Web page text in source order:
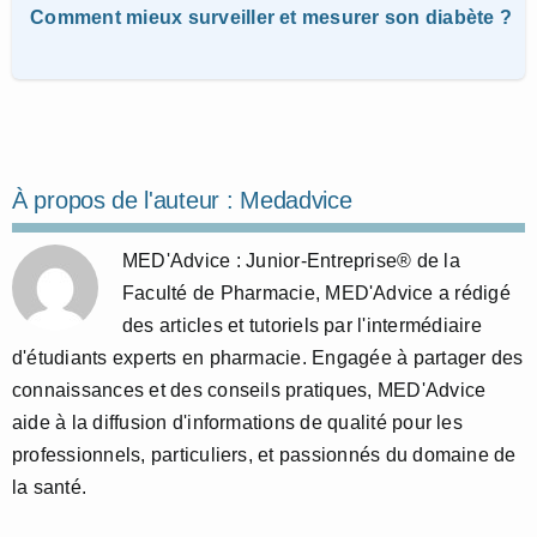
Comment mieux surveiller et mesurer son diabète ?
À propos de l'auteur : Medadvice
MED'Advice : Junior-Entreprise® de la
Faculté de Pharmacie, MED'Advice a rédigé
des articles et tutoriels par l'intermédiaire
d'étudiants experts en pharmacie. Engagée à partager des
connaissances et des conseils pratiques, MED'Advice
aide à la diffusion d'informations de qualité pour les
professionnels, particuliers, et passionnés du domaine de
la santé.